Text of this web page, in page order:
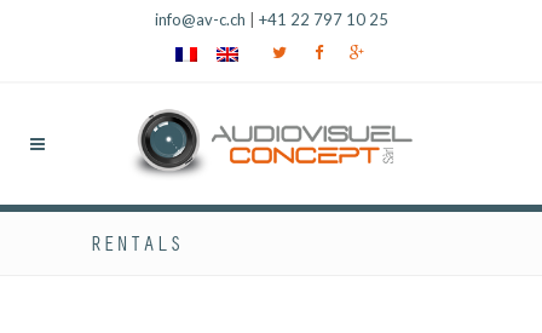
info@av-c.ch +41 22 797 10 25
RENTALS